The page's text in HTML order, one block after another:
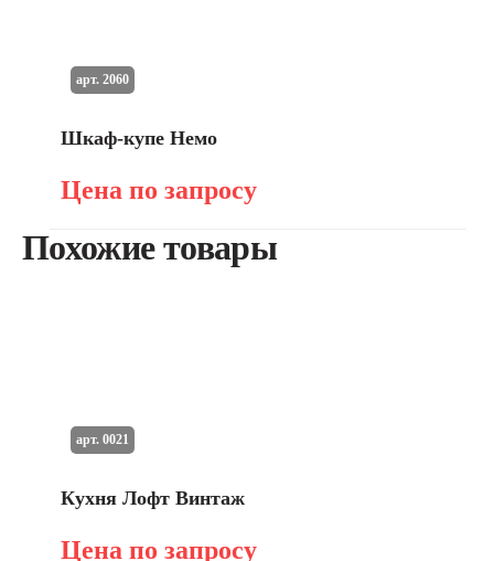
Шкаф-купе Немо
Цена по запросу
арт. 2060
Похожие товары
Кухня Лофт Винтаж
Цена по запросу
арт. 0021